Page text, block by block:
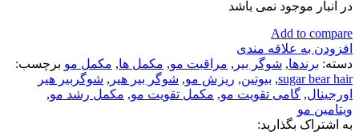
در انبار موجود نمی باشد
Add to compare
افزودن به علاقه مندی
دسته: برندها, شوگر بير , مراقبت مو, مكمل ها, مکمل مو برچسب:
sugar bear hair
, بیوتین, ریزش مو, شوگر بیر هیر , شوگربیر هیر
اورجینال, گامی تقویت مو, مکمل تقویت مو, مکمل رشد مو,
ویتامین مو
به اشتراک بگذارید: